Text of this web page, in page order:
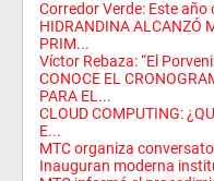
Corredor Verde: Este
HIDRANDINA ALCANZÓ
PRIM...
Víctor Rebaza: “El
CONOCE EL
PARA EL...
CLOUD COMPUTING:
E...
MTC organiza
Inauguran moderna